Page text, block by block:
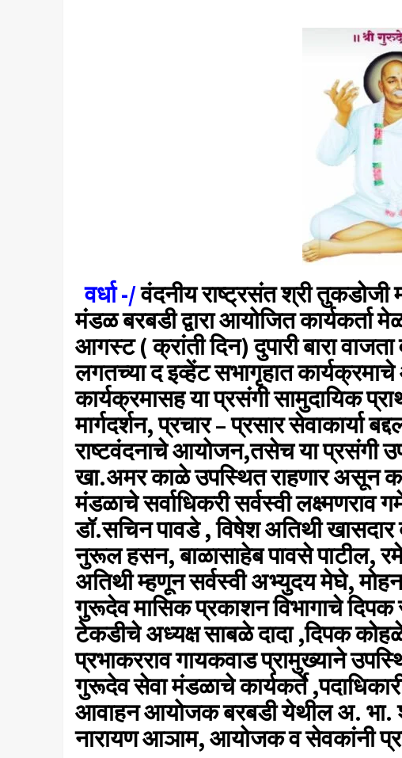
वर्धा -/वंदनीय राष्ट्रसंत श्री तुकडोजी
मंडळ बरबडी द्वारा आयोजित कार्यकर्ता
आगस्ट ( क्रांती दिन) दुपारी बारा
लगतच्या द इव्हेंट सभागृहात
कार्यक्रमासह या प्रसंगी सामुदायिक
मार्गदर्शन, प्रचार – प्रसार सेवाकार्या
राष्टवंदनाचे आयोजन,तसेच या प्रसंगी
खा.अमर काळे उपस्थित राहणार असून
मंडळाचे सर्वाधिकरी सर्वस्वी
डॉ.सचिन पावडे , विषेश अतिथी
नुरूल हसन, बाळासाहेब पावसे पाटील,
अतिथी म्हणून सर्वस्वी अभ्युदय मेघे,
गुरूदेव मासिक प्रकाशन विभागाचे दिपक
टेकडीचे अध्यक्ष साबळे दादा ,दिपक
प्रभाकरराव गायकवाड प्रामुख्याने
गुरूदेव सेवा मंडळाचे कार्यकर्ते
आवाहन आयोजक बरबडी येथील अ. भा.
नारायण आञाम, आयोजक व सेवकांनी